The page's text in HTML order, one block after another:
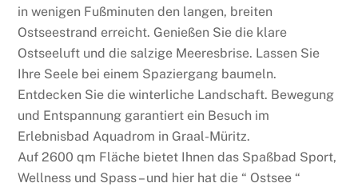
in wenigen Fußminuten den langen, breiten
Ostseestrand erreicht. Genießen Sie die klare
Ostseeluft und die salzige Meeresbrise. Lassen Sie
Ihre Seele bei einem Spaziergang baumeln.
Entdecken Sie die winterliche Landschaft. Bewegung
und Entspannung garantiert ein Besuch im
Erlebnisbad Aquadrom in Graal-Müritz.
Auf 2600 qm Fläche bietet Ihnen das Spaßbad Sport,
Wellness und Spass – und hier hat die “ Ostsee “